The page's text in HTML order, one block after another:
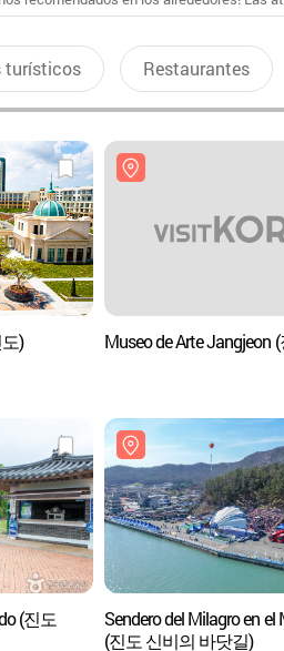
turísticos Restaurantes
) Museo de Arte Jangjeon
(진도
Sendero del Milagro en el
(진도 신비의 바닷길)